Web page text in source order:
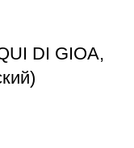
DI GIOA,